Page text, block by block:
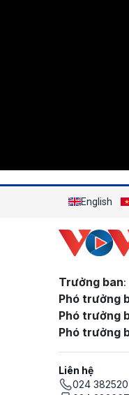
English
Trưởng ban
Phó trưởng
Phó trưởng
Phó trưởng
Liên hệ
024